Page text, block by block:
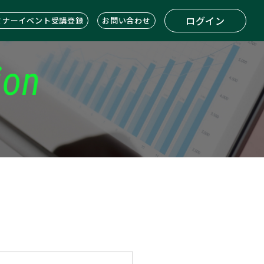
ナーイベント受講登録 お問い合わせ ログイン